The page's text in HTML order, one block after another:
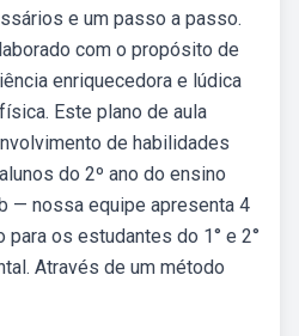
e um passo a passo.
com o propósito de
enriquecedora e lúdica
Este plano de aula
de habilidades
do 2º ano do ensino
— nossa equipe apresenta 4
os estudantes do 1° e 2°
Através de um método